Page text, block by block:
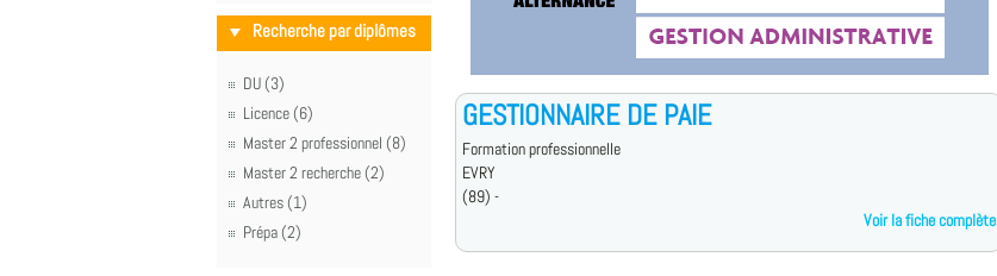
Recherche par diplômes
DU (3)
Licence (6)
Master 2 professionnel (8)
Master 2 recherche (2)
Autres (1)
Prépa (2)
GESTIONNAIRE DE PAIE
Formation professionnelle
EVRY
(89) -
Voir la fiche complète